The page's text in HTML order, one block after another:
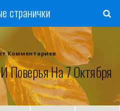
странички
Комментариев
На 7 Октября